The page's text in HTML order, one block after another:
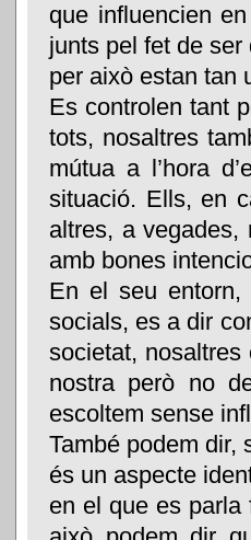
que influencien
junts pel fet de
per això estan tan
Es controlen tant
tots, nosaltres
mútua a l’hora
situació. Ells, en
altres, a vegades,
amb bones
En el seu
socials, es a dir
societat,
nostra però no
escoltem sense
També podem dir,
és un aspecte
en el que es parla